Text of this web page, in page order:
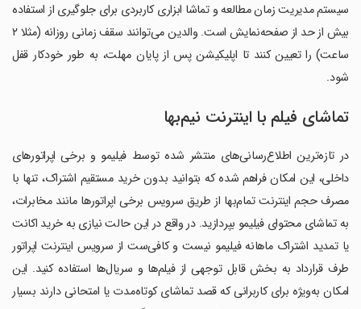
سیستم مدیریت زمان مطالعه و تماشا ابزاری کاربردی برای جلوگیری از استفاده
بیش از حد از صفحه‌نمایش است. والدین می‌توانند سقف زمانی روزانه (مثلا ۲
ساعت) را تعیین کنند تا اپلیکیشن پس از پایان مهلت، به طور خودکار قفل
شود.
تماشای فیلم با اینترنت نیم‌بها
در تازه‌ترین اطلاع‌رسانی‌های منتشر شده توسط فیلیمو و برخی اپراتورهای
داخلی، این امکان فراهم شده که بتوانید بدون خرید مستقیم اشتراک، تنها با
مصرف حجم اینترنت تمام‌بها از طریق سرویس برخی اپراتورها مانند مخابرات،
به تماشای محتوای فیلیمو بپردازید. در واقع در این حالت نیازی به خرید اکانت
یا تمدید اشتراک ماهانه فیلیمو نیست و کافی‌ست از سرویس اینترنت اپراتور
طرف قرارداد به بخش قابل توجهی از فیلم‌ها و سریال‌ها استفاده کنید. این
امکان به‌ویژه برای کاربرانی که قصد تماشای کوتاه‌مدت یا امتحانی دارند بسیار